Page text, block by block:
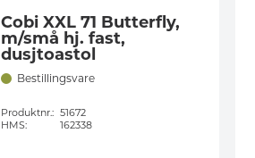
Cobi XXL 71 Butterfly,
m/små hj. fast,
dusjtoastol
Bestillingsvare
Produktnr.: 51672
HMS:
162338